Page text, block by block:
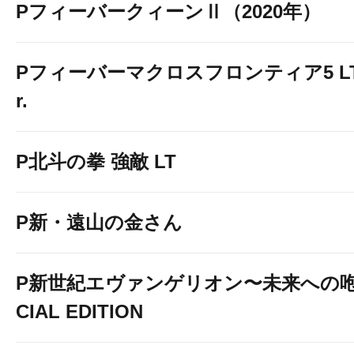
PフィーバークィーンⅡ（2020年）
Pフィーバーマクロスフロンティア5
r.
P北斗の拳 強敵 LT
P新・遠山の金さん
P新世紀エヴァンゲリオン〜未来への
CIAL EDITION